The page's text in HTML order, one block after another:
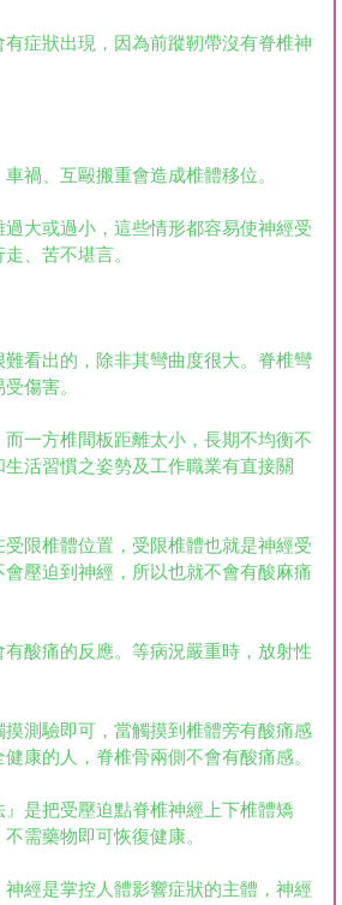
症狀出現，因為前蹤靭帶沒有脊椎神
禍、互毆搬重會造成椎體移位。
大或過小，這些情形都容易使神經受
、苦不堪言。
看出的，除非其彎曲度很大。脊椎彎
傷害。
一方椎間板距離太小，長期不均衡不
活習慣之姿勢及工作職業有直接關
限椎體位置，受限椎體也就是神經受
壓迫到神經，所以也就不會有酸麻痛
酸痛的反應。等病況嚴重時，放射性
測驗即可，當觸摸到椎體旁有酸痛感
康的人，脊椎骨兩側不會有酸痛感。
是把受壓迫點脊椎神經上下椎體矯
需藥物即可恢復健康。
經是掌控人體影響症狀的主體，神經